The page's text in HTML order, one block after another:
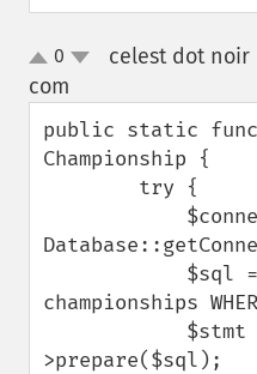
up0
celest dot
com
public static
Championship {
championships
>prepare($sql);